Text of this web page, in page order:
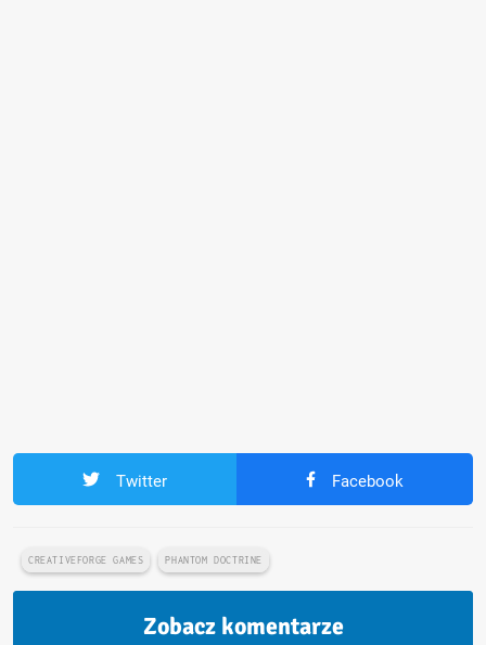
Twitter Facebook
CREATIVEFORGE GAMES PHANTOM DOCTRINE
Zobacz komentarze